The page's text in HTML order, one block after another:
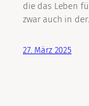
die das Leben
zwar auch in
27. März 2025